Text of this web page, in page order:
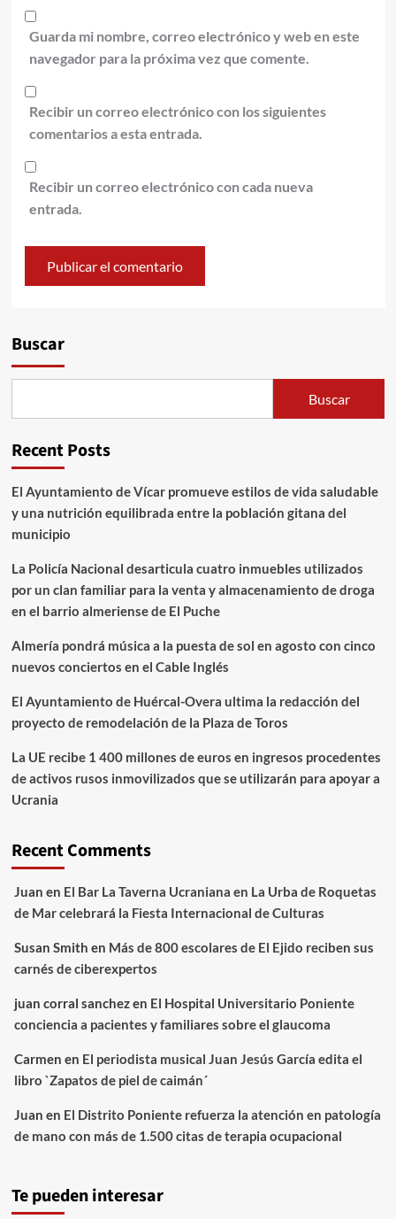
Guarda mi nombre, correo electrónico y web en este
navegador para la próxima vez que comente.
Recibir un correo electrónico con los siguientes
comentarios a esta entrada.
Recibir un correo electrónico con cada nueva
entrada.
Buscar
Buscar
Recent Posts
El Ayuntamiento de Vícar promueve estilos de vida saludable
y una nutrición equilibrada entre la población gitana del
municipio
La Policía Nacional desarticula cuatro inmuebles utilizados
por un clan familiar para la venta y almacenamiento de droga
en el barrio almeriense de El Puche
Almería pondrá música a la puesta de sol en agosto con cinco
nuevos conciertos en el Cable Inglés
El Ayuntamiento de Huércal-Overa ultima la redacción del
proyecto de remodelación de la Plaza de Toros
La UE recibe 1 400 millones de euros en ingresos procedentes
de activos rusos inmovilizados que se utilizarán para apoyar a
Ucrania
Recent Comments
Juan en El Bar La Taverna Ucraniana en La Urba de Roquetas
de Mar celebrará la Fiesta Internacional de Culturas
Susan Smith en Más de 800 escolares de El Ejido reciben sus
carnés de ciberexpertos
juan corral sanchezen El Hospital Universitario Poniente
conciencia a pacientes y familiares sobre el glaucoma
Carmen en El periodista musical Juan Jesús García edita el
libro `Zapatos de piel de caimán´
Juan en El Distrito Poniente refuerza la atención en patología
de mano con más de 1.500 citas de terapia ocupacional
Te pueden interesar